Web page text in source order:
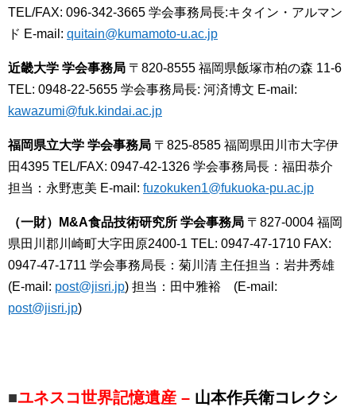
TEL/FAX: 096-342-3665 学会事務局長:キタイン・アルマン
ド E-mail: quitain@kumamoto-u.ac.jp
近畿大学 学会事務局 〒820-8555 福岡県飯塚市柏の森 11-6
TEL: 0948-22-5655 学会事務局長: 河済博文 E-mail:
kawazumi@fuk.kindai.ac.jp
福岡県立大学 学会事務局 〒825-8585 福岡県田川市大字伊
田4395 TEL/FAX: 0947-42-1326 学会事務局長：福田恭介
担当：永野恵美 E-mail: fuzokuken1@fukuoka-pu.ac.jp
（一財）M&A食品技術研究所 学会事務局 〒827-0004 福岡
県田川郡川崎町大字田原2400‐1 TEL: 0947-47-1710 FAX:
0947-47-1711 学会事務局長：菊川清 主任担当：岩井秀雄
(E-mail: post@jisri.jp) 担当：田中雅裕 (E-mail:
post@jisri.jp)
■ユネスコ世界記憶遺産 – 山本作兵衛コレクシ